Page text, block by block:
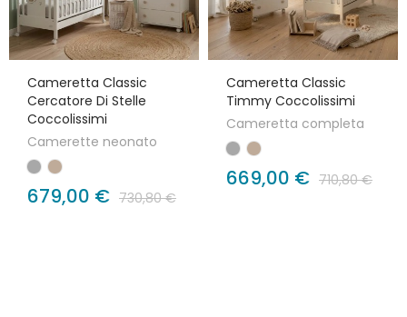
Cameretta Classic
Cercatore Di Stelle
Coccolissimi
Camerette neonato
679,00 € 730,80 €
Cameretta Classic
Timmy Coccolissimi
Cameretta completa
669,00 € 710,80 €